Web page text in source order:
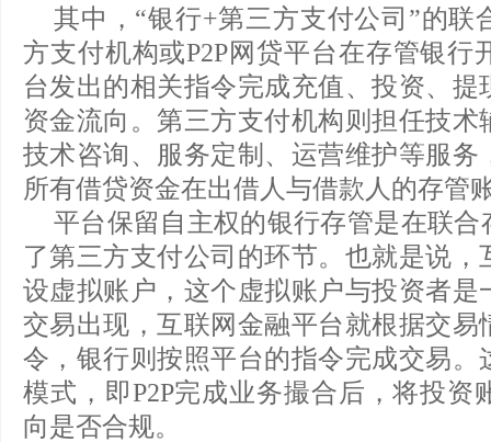
其中，“银行+第三方支付公司”的联
方支付机构或P2P网贷平台在存管银行
台发出的相关指令完成充值、投资、
资金流向。第三方支付机构则担任技
技术咨询、服务定制、运营维护等服务
所有借贷资金在出借人与借款人的存管
平台保留自主权的银行存管是在联
了第三方支付公司的环节。也就是说
设虚拟账户，这个虚拟账户与投资者是
交易出现，互联网金融平台就根据交易
令，银行则按照平台的指令完成交易。
模式，即P2P完成业务撮合后，将投资
向是否合规。